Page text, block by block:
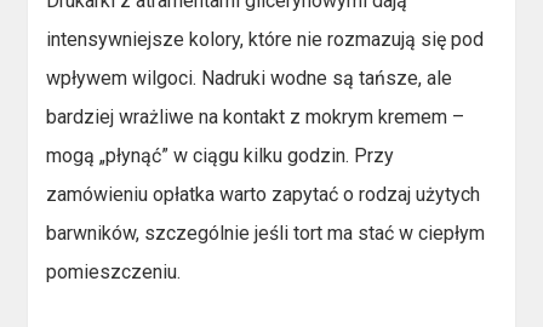
intensywniejsze kolory, które nie rozmazują się pod
wpływem wilgoci. Nadruki wodne są tańsze, ale
bardziej wrażliwe na kontakt z mokrym kremem –
mogą „płynąć” w ciągu kilku godzin. Przy
zamówieniu opłatka warto zapytać o rodzaj użytych
barwników, szczególnie jeśli tort ma stać w ciepłym
pomieszczeniu.